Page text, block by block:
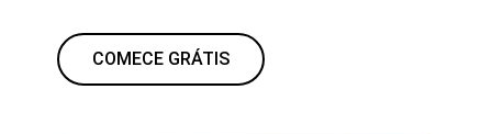
COMECE GRÁTIS